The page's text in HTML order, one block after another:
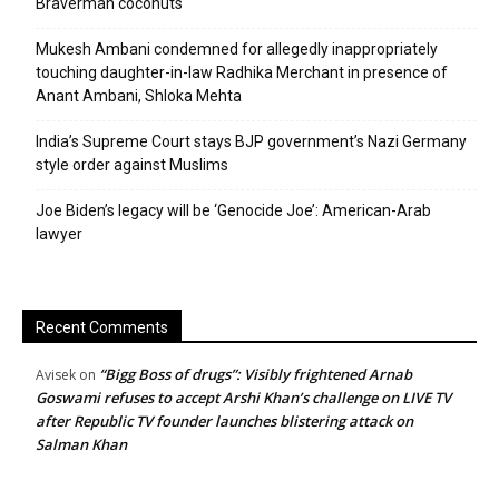
Mukesh Ambani condemned for allegedly inappropriately
touching daughter-in-law Radhika Merchant in presence of
Anant Ambani, Shloka Mehta
India’s Supreme Court stays BJP government’s Nazi Germany
style order against Muslims
Joe Biden’s legacy will be ‘Genocide Joe’: American-Arab
lawyer
Recent Comments
Avisek on “Bigg Boss of drugs”: Visibly frightened Arnab
Goswami refuses to accept Arshi Khan’s challenge on LIVE TV
after Republic TV founder launches blistering attack on
Salman Khan